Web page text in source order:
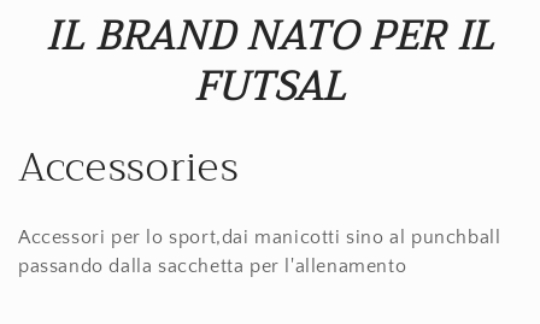
IL BRAND NATO PER IL
FUTSAL
C
o
l
Accessories
Accessori per lo sport,dai manicotti sino al punchball
passando dalla sacchetta per l'allenamento